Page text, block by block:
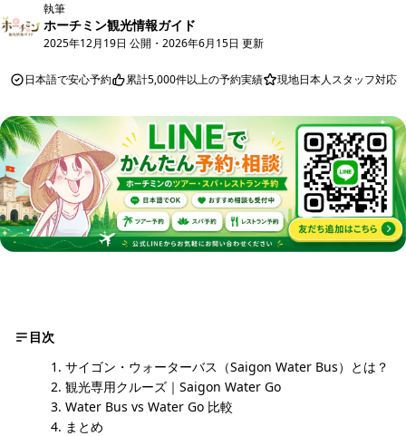
執筆
ホーチミン観光情報ガイド
2025年12月19日 公開 ・ 2026年6月15日 更新
日本語で安心予約 累計5,000件以上の予約実績 現地日本人スタッフ対応
目次
サイゴン・ウォーターバス（Saigon Water Bus）とは？
観光専用クルーズ｜Saigon Water Go
Water Bus vs Water Go 比較
まとめ